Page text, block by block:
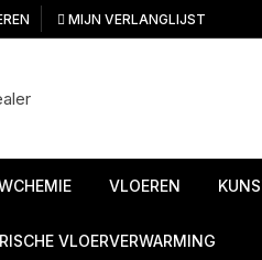
MIJN VERLANGLIJST
VLOEREN
Ondervloeren
VLOERVERWARMING